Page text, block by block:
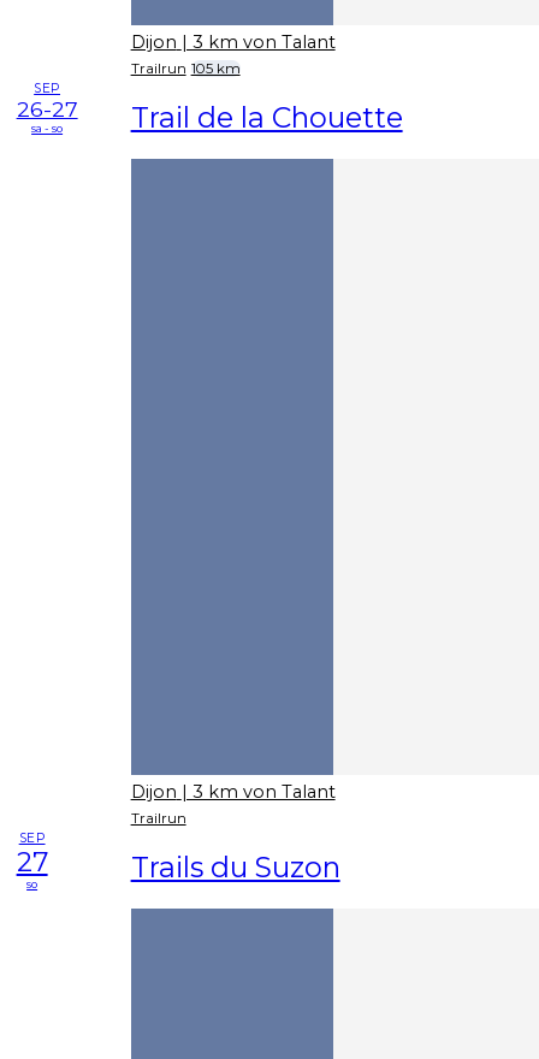
Dijon | 3 km von Talant
Trailrun 105 km
SEP
26-27
sa - so Trail de la Chouette
Dijon | 3 km von Talant
Trailrun
SEP
27
so Trails du Suzon